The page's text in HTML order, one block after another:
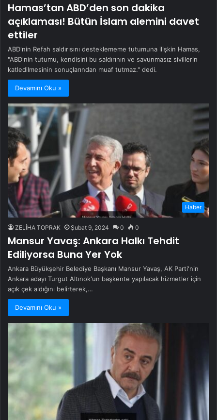
Hamas’tan ABD’den son dakika
açıklaması! Bütün İslam alemini davet
ettiler
ABD'nin Refah saldırısını desteklememe tutumuna ilişkin Hamas,
"ABD'nin tutumu, kendisini bu saldırının ve savunmasız sivillerin
katledilmesinin sonuçlarından muaf tutmaz." dedi.
Devamını Oku »
Haber
ZELİHA TOPRAK Şubat 9, 2024 0 0
Mansur Yavaş: Ankara Halkı Tehdit
Ediliyorsa Buna Yer Yok
Ankara Büyükşehir Belediye Başkanı Mansur Yavaş, AK Parti'nin
Ankara adayı Turgut Altınok'un başkente yapılacak hizmetler için
açık çek aldığını belirterek,…
Devamını Oku »